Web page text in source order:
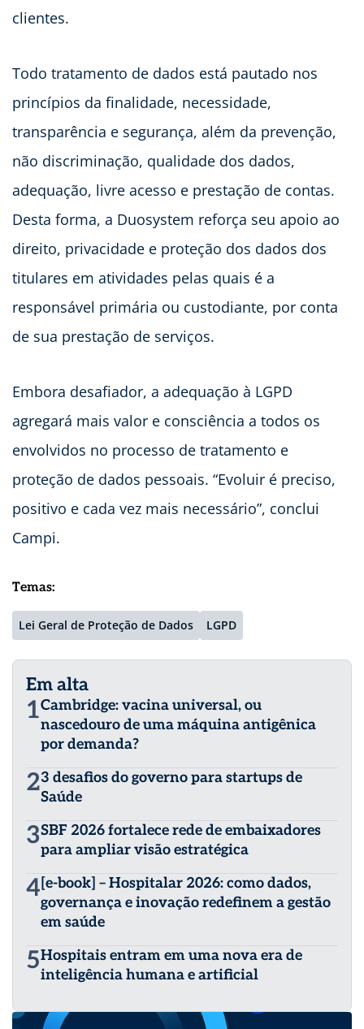
clientes.
Todo tratamento de dados está pautado nos
princípios da finalidade, necessidade,
transparência e segurança, além da prevenção,
não discriminação, qualidade dos dados,
adequação, livre acesso e prestação de contas.
Desta forma, a Duosystem reforça seu apoio ao
direito, privacidade e proteção dos dados dos
titulares em atividades pelas quais é a
responsável primária ou custodiante, por conta
de sua prestação de serviços.
Embora desafiador, a adequação à LGPD
agregará mais valor e consciência a todos os
envolvidos no processo de tratamento e
proteção de dados pessoais. “Evoluir é preciso,
positivo e cada vez mais necessário”, conclui
Campi.
Temas:
Lei Geral de Proteção de Dados LGPD
Em alta
1Cambridge: vacina universal, ou
nascedouro de uma máquina antigênica
por demanda?
23 desafios do governo para startups de
Saúde
3SBF 2026 fortalece rede de embaixadores
para ampliar visão estratégica
4[e-book] – Hospitalar 2026: como dados,
governança e inovação redefinem a gestão
em saúde
5Hospitais entram em uma nova era de
inteligência humana e artificial